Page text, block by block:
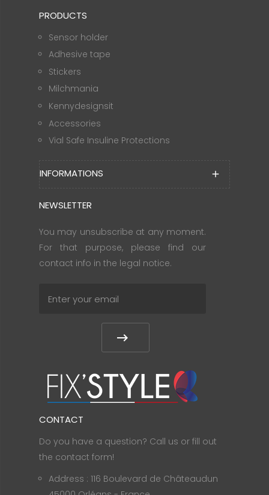
PRODUCTS
Sensor holder
Adhesive tape
Stickers
Milchmania
Kennydesignsit
Accessories
Vial Safe Insuline Protections
INFORMATIONS add
NEWSLETTER
You may unsubscribe at any moment.
For that purpose, please find our
contact info in the legal notice.
CONTACT
Do you have a question? Call us or fill out
the contact form!
Address : 116 Boulevard de Châteaudun